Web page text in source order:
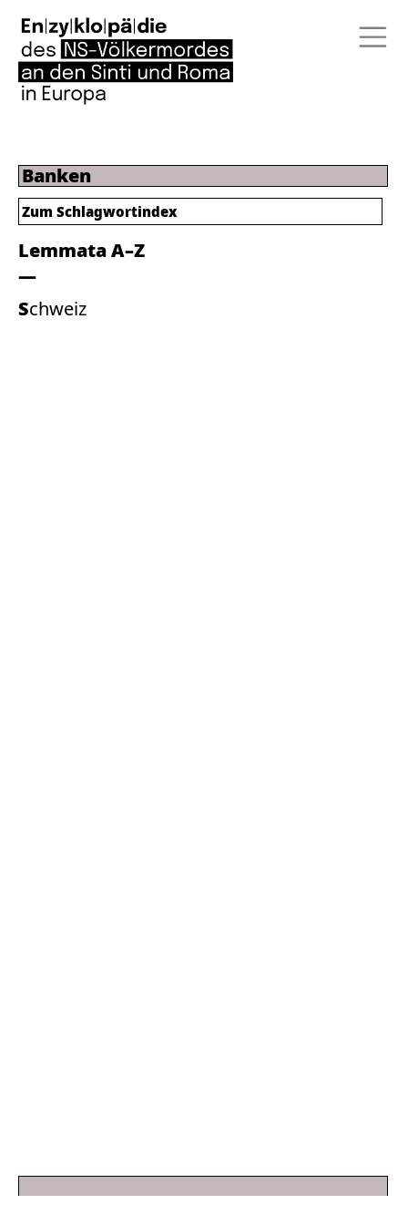
Banken
Lemmata A–Z
Schweiz
Zum Schlagwortindex